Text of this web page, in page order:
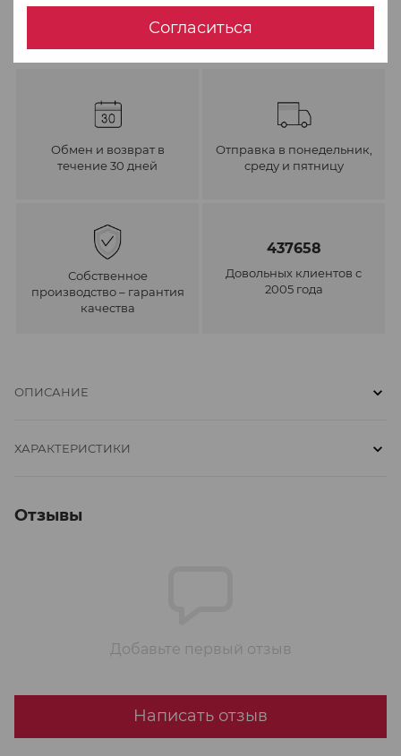
Согласиться
Обмен и возврат в
течение 30 дней
Отправка в понедельник,
среду и пятницу
Собственное
производство – гарантия
качества
437658
Довольных клиентов с
2005 года
ОПИСАНИЕ
ХАРАКТЕРИСТИКИ
Отзывы
Добавьте первый отзыв
Написать отзыв